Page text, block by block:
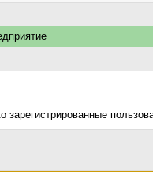
зарегистрированные